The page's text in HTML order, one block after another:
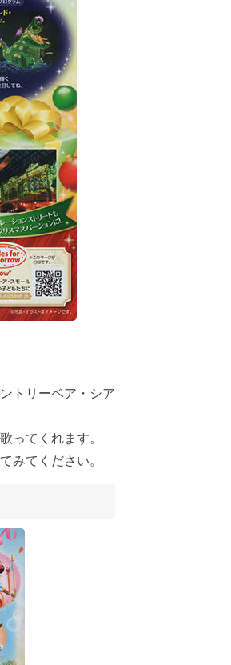
トリーベア・シア
ってくれます。
みてください。